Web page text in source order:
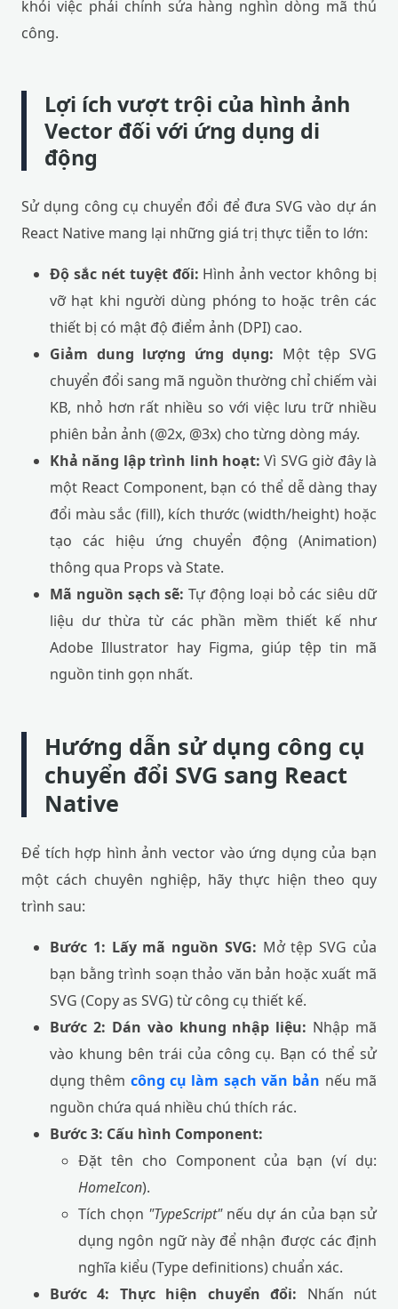
khỏi việc phải chỉnh sửa hàng nghìn dòng mã thủ
công.
Lợi ích vượt trội của hình ảnh
Vector đối với ứng dụng di
động
Sử dụng công cụ chuyển đổi để đưa SVG vào dự án
React Native mang lại những giá trị thực tiễn to lớn:
Độ sắc nét tuyệt đối: Hình ảnh vector không bị
vỡ hạt khi người dùng phóng to hoặc trên các
thiết bị có mật độ điểm ảnh (DPI) cao.
Giảm dung lượng ứng dụng: Một tệp SVG
chuyển đổi sang mã nguồn thường chỉ chiếm vài
KB, nhỏ hơn rất nhiều so với việc lưu trữ nhiều
phiên bản ảnh (@2x, @3x) cho từng dòng máy.
Khả năng lập trình linh hoạt: Vì SVG giờ đây là
một React Component, bạn có thể dễ dàng thay
đổi màu sắc (fill), kích thước (width/height) hoặc
tạo các hiệu ứng chuyển động (Animation)
thông qua Props và State.
Mã nguồn sạch sẽ: Tự động loại bỏ các siêu dữ
liệu dư thừa từ các phần mềm thiết kế như
Adobe Illustrator hay Figma, giúp tệp tin mã
nguồn tinh gọn nhất.
Hướng dẫn sử dụng công cụ
chuyển đổi SVG sang React
Native
Để tích hợp hình ảnh vector vào ứng dụng của bạn
một cách chuyên nghiệp, hãy thực hiện theo quy
trình sau:
Bước 1: Lấy mã nguồn SVG: Mở tệp SVG của
bạn bằng trình soạn thảo văn bản hoặc xuất mã
SVG (Copy as SVG) từ công cụ thiết kế.
Bước 2: Dán vào khung nhập liệu: Nhập mã
vào khung bên trái của công cụ. Bạn có thể sử
dụng thêm công cụ làm sạch văn bản nếu mã
nguồn chứa quá nhiều chú thích rác.
Bước 3: Cấu hình Component:
Đặt tên cho Component của bạn (ví dụ:
HomeIcon).
Tích chọn "TypeScript"nếu dự án của bạn sử
dụng ngôn ngữ này để nhận được các định
nghĩa kiểu (Type definitions) chuẩn xác.
Bước 4: Thực hiện chuyển đổi: Nhấn nút